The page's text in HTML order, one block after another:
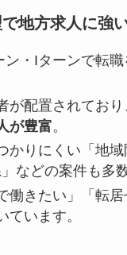
地方求人に強
ン・Iターンで転
が配置されており
が豊富。
かりにくい「地
などの案件も多数
働きたい」「転
ています。